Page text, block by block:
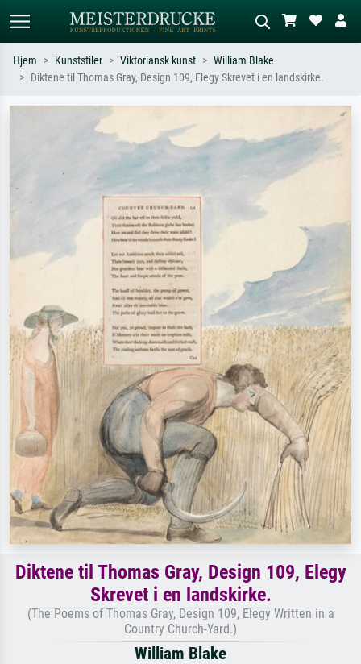
Søk etter kunstner, tittel eller stil – for
eksempel Monet, Stjernenatt,
Beskriv scenen – for eksempel grønn
eng, abstrakt med mye rødt, mørkt
oljemaleri, stående akt ved et tre.
Hjem Kunststiler Viktoriansk kunst
William Blake
Diktene til Thomas Gray, Design 109, Elegy Skrevet i en landskirke.
Diktene til Thomas Gray, Design 109, Elegy
Skrevet i en landskirke.
(The Poems of Thomas Gray, Design 109, Elegy Written in a
Country Church-Yard.)
William Blake